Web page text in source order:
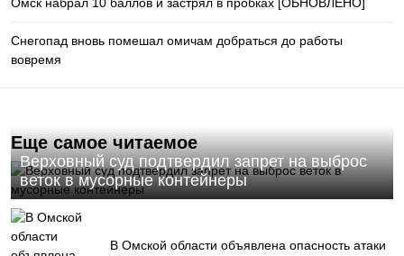
Снегопад вновь помешал омичам добраться до работы
вовремя
Еще самое читаемое
Верховный суд подтвердил запрет на выброс
веток в мусорные контейнеры
В Омской области объявлена опасность атаки